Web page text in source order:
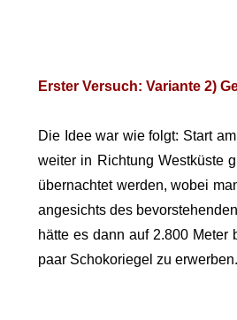
Erster Versuch: Variante 2)
Die Idee war wie folgt: Start
weiter in Richtung Westküste
übernachtet werden, wobei
angesichts des
hätte es dann auf 2.800
paar Schokoriegel zu